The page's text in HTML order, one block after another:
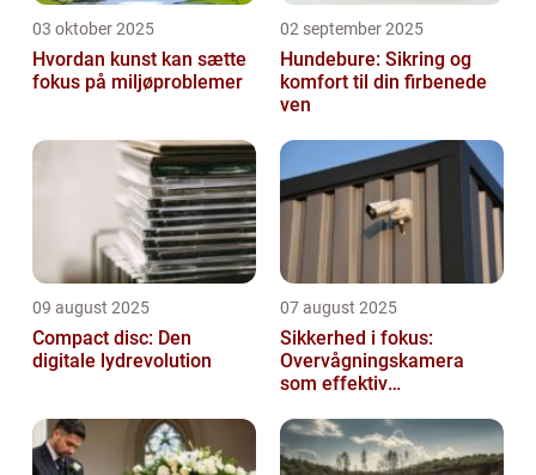
03 oktober 2025
Hvordan kunst kan sætte
fokus på miljøproblemer
02 september 2025
Hundebure: Sikring og
komfort til din firbenede
ven
09 august 2025
Compact disc: Den
digitale lydrevolution
07 august 2025
Sikkerhed i fokus:
Overvågningskamera
som effektiv